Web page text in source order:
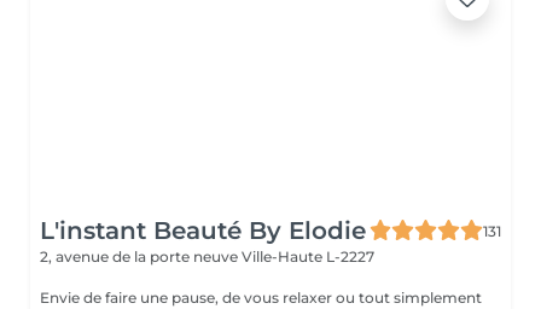
L'instant Beauté By Elodie
131
2, avenue de la porte neuve Ville-Haute L-2227
Envie de faire une pause, de vous relaxer ou tout simplement